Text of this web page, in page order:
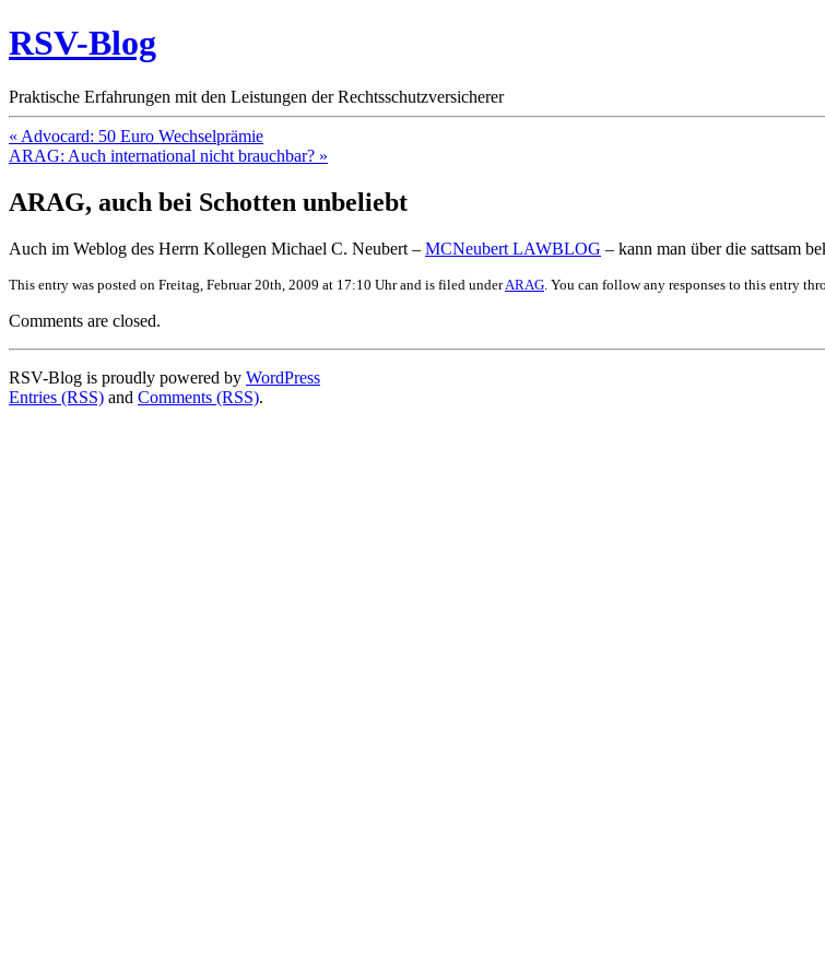
RSV-Blog
Praktische Erfahrungen mit den Leistungen der Rechtsschutzversicherer
« Advocard: 50 Euro Wechselprämie
ARAG: Auch international nicht brauchbar? »
ARAG, auch bei Schotten unbeliebt
Auch im Weblog des Herrn Kollegen Michael C. Neubert – MCNeubert LAWBLOG – kann man über die sattsam
This entry was posted on Freitag, Februar 20th, 2009 at 17:10 Uhr and is filed underARAG . You can follow any responses to this entry
Comments are closed.
RSV-Blog is proudly powered by WordPress
Entries (RSS) and Comments (RSS).